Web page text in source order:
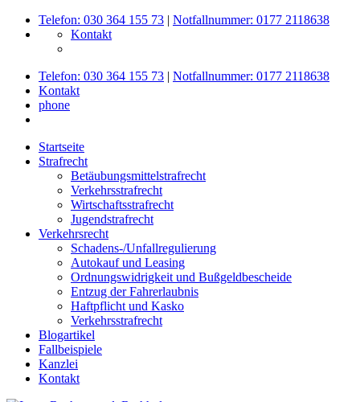
Telefon: 030 364 155 73 | Notfallnummer: 0177 2118638
Kontakt
Telefon: 030 364 155 73 | Notfallnummer: 0177 2118638
Kontakt
phone
Startseite
Strafrecht
Betäubungsmittelstrafrecht
Verkehrsstrafrecht
Wirtschaftsstrafrecht
Jugendstrafrecht
Verkehrsrecht
Schadens-/Unfallregulierung
Autokauf und Leasing
Ordnungswidrigkeit und Bußgeldbescheide
Entzug der Fahrerlaubnis
Haftpflicht und Kasko
Verkehrsstrafrecht
Blogartikel
Fallbeispiele
Kanzlei
Kontakt